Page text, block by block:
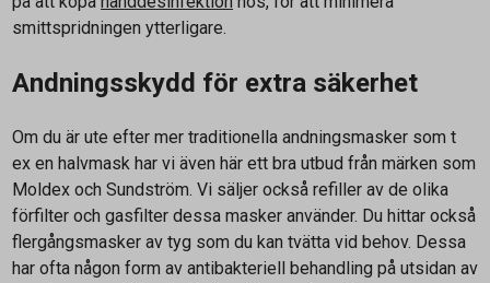
smittspridningen ytterligare.
Andningsskydd för extra säkerhet
Om du är ute efter mer traditionella andningsmasker som t
ex en halvmask har vi även här ett bra utbud från märken som
Moldex och Sundström. Vi säljer också refiller av de olika
förfilter och gasfilter dessa masker använder. Du hittar också
flergångsmasker av tyg som du kan tvätta vid behov. Dessa
har ofta någon form av antibakteriell behandling på utsidan av